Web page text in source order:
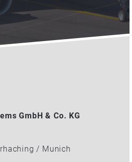
GmbH & Co. KG
/ Munich